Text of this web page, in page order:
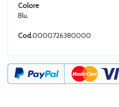
Colore
Blu.
Cod.0000726380000